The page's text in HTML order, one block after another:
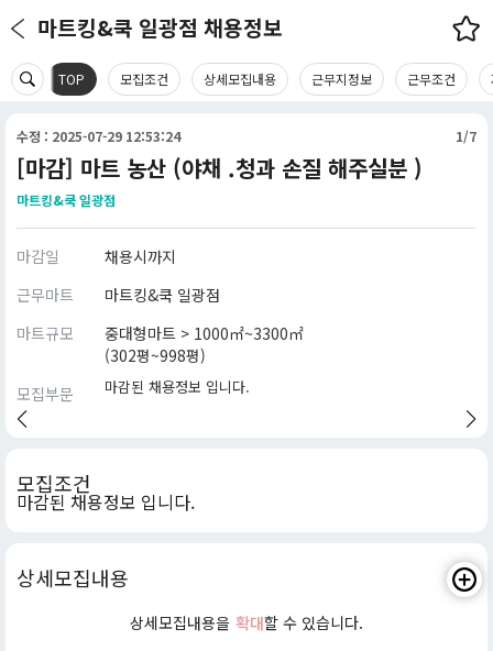
마트킹&쿡 일광점 채용정보
TOP 모집조건 상세모집내용 근무지정보 근무조건
수정 : 2025-07-29 12:53:24 1/7
[마감] 마트 농산 (야채 .청과 손질 해주실분 )
마트킹&쿡 일광점
마감일
채용시까지
근무마트
마트킹&쿡 일광점
마트규모
중대형마트 > 1000㎡~3300㎡
(302평~998평)
모집부문
마감된 채용정보 입니다.
모집조건
마감된 채용정보 입니다.
상세모집내용
상세모집내용을 확대할 수 있습니다.